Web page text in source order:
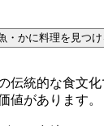
・かに料理を見つ
伝統的な食文
値があります。